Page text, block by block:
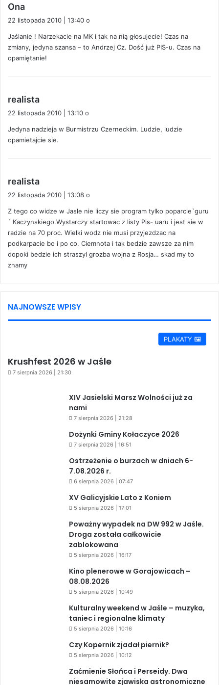
Ona
z
e
:
22 listopada 2010 | 13:40 o
Jaślanie ! Narzekacie na MK i tak na nią głosujecie! Czas na
zmiany, jedyna szansa – to Andrzej Cz. Dość już PIS-u. Czas na
opamiętanie!
realista
z
e
22 listopada 2010 | 13:10 o
Jedyna nadzieja w Burmistrzu Czerneckim. Ludzie, ludzie
opamietajcie sie.
realista
z
e
:
22 listopada 2010 | 13:08 o
Z tego co widze w Jasle nie liczy sie program tylko poparcie`guru
´ Kaczynskiego.Wystarczy startowac z listy Pis- uaru i jest sie w
radzie na 70 proc. Wielki wodz nie musi przyjezdzac na
podkarpacie bo i po co. Ciemnota i tak bedzie zawsze za nim
dopoki bedzie ich straszyl grozba wojna z Rosja… skad my to
znamy
NAJNOWSZE WPISY
PLAKATY 🖼️
Krushfest 2026 w Jaśle
7 sierpnia 2026 | 21:30
XIV Jasielski Marsz Wolności już za
nami
7 sierpnia 2026 | 21:28
Dożynki Gminy Kołaczyce 2026
7 sierpnia 2026 | 16:51
Ostrzeżenie o burzach w dniach 6-
7.08.2026 r.
6 sierpnia 2026 | 07:47
XV Galicyjskie Lato z Koniem
5 sierpnia 2026 | 17:01
Poważny wypadek na DW 992 w Jaśle.
Droga została całkowicie
zablokowana
5 sierpnia 2026 | 16:17
Kino plenerowe w Gorajowicach –
08.08.2026
5 sierpnia 2026 | 10:49
Kulturalny weekend w Jaśle – muzyka,
taniec i regionalne klimaty
5 sierpnia 2026 | 10:16
Czy Kopernik zjadał piernik?
5 sierpnia 2026 | 10:12
Zaćmienie Słońca i Perseidy. Dwa
niesamowite zjawiska astronomiczne